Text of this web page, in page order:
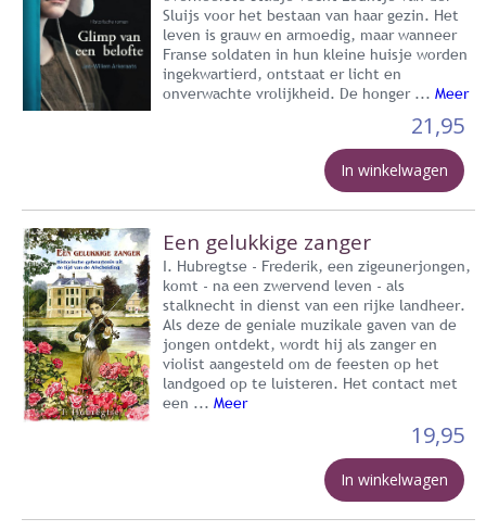
Sluijs voor het bestaan van haar gezin. Het
leven is grauw en armoedig, maar wanneer
Franse soldaten in hun kleine huisje worden
ingekwartierd, ontstaat er licht en
onverwachte vrolijkheid. De honger ... Meer
21,95
In winkelwagen
Een gelukkige zanger
I. Hubregtse - Frederik, een zigeunerjongen,
komt - na een zwervend leven - als
stalknecht in dienst van een rijke landheer.
Als deze de geniale muzikale gaven van de
jongen ontdekt, wordt hij als zanger en
violist aangesteld om de feesten op het
landgoed op te luisteren. Het contact met
een ... Meer
19,95
In winkelwagen